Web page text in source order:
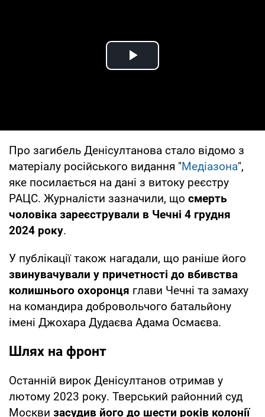
Play Video
Про загибель Денісултанова стало відомо з
матеріалу російського видання "Медіазона",
яке посилається на дані з витоку реєстру
РАЦС. Журналісти зазначили, що смерть
чоловіка зареєстрували в Чечні 4 грудня
2024 року.
У публікації також нагадали, що раніше його
звинувачували у причетності до вбивства
колишнього охоронця глави Чечні та замаху
на командира добровольчого батальйону
імені Джохара Дудаєва Адама Осмаєва.
Шлях на фронт
Останній вирок Денісултанов отримав у
лютому 2023 року. Тверський районний суд
Москви засудив його до шести років колонії